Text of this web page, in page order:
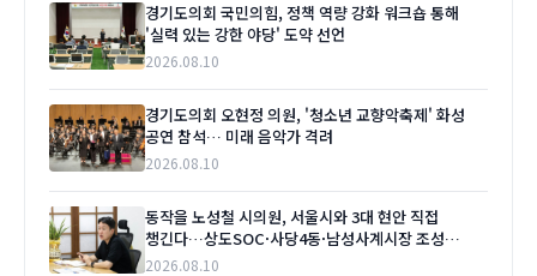
경기도의회 국민의힘, 정책 역량 강화 워크숍 통해
'실력 있는 강한 야당' 도약 선언
2026.08.10
경기도의회 오현정 의원, '청소년 교향악축제' 화성
공연 참석… 미래 음악가 격려
2026.08.10
동작을 노성철 시의원, 서울시와 3대 현안 직접
챙긴다…상도SOC·사당4동·남성사계시장 조성
'본격화'
2026.08.10